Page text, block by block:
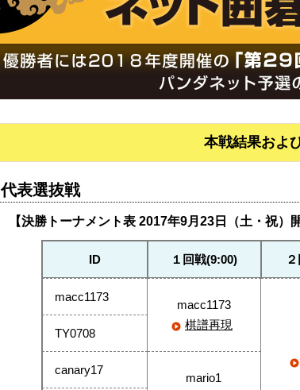
本戦結果およ
代表選抜戦
【決勝トーナメント表 2017年9月23日（土・祝）開
ID １回戦(9:00)
macc1173
macc1173
棋譜再現
TY0708
canary17
mario1